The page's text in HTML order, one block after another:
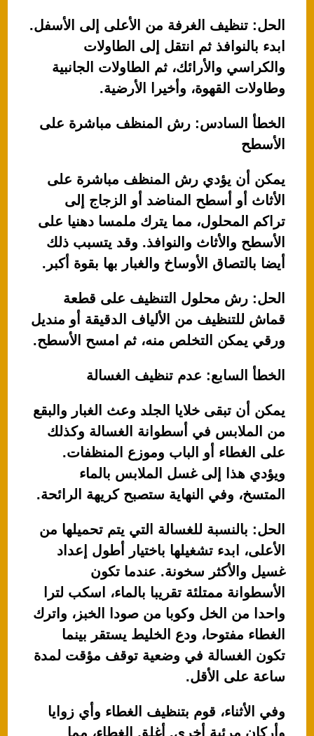
الحل: تنظيف الغرفة من الأعلى إلى الأسفل.
ابدء بالنوافذ ثم انتقل إلى الطاولات
والكراسي والأرائك، ثم الطاولات الجانبية
وطاولات القهوة، وأخيرا الأرضية.
الخطأ السادس: رش المنظف مباشرة على
الأسطح
يمكن أن يؤدي رش المنظف مباشرة على
الأثاث أو أسطح المناضد أو الزجاج إلى
تراكم المحلول، مما يترك ملمسا دهنيا على
الأسطح والأثاث والنوافذ. وقد يتسبب ذلك
أيضا بالتصاق الأوساخ والغبار بها بقوة أكبر.
الحل: رش محلول التنظيف على قطعة
قماش للتنظيف من الألياف الدقيقة أو منديل
ورقي يمكن التخلص منه، ثم امسح الأسطح.
الخطأ السابع: عدم تنظيف الغسالة
يمكن أن تبقى خلايا الجلد وعث الغبار والبقع
من الملابس في أسطوانة الغسالة وكذلك
على الغطاء أو الباب وموزع المنظفات.
ويؤدي هذا إلى غسل الملابس بالماء
المتسخ، وفي النهاية ستصبح كريهة الرائحة.
الحل: بالنسبة للغسالة التي يتم تحميلها من
الأعلى، ابدء تشغيلها باختيار أطول إعداد
غسيل والأكثر سخونة. عندما تكون
الأسطوانة ممتلئة تقريبا بالماء، اسكب لترا
واحدا من الخل وكوبا من صودا الخبز، واترك
الغطاء مفتوحا، ودع الخليط يستقر بينما
تكون الغسالة في وضعية توقف مؤقت لمدة
ساعة على الأقل.
وفي الأثناء، قوم بتنظيف الغطاء وأي زوايا
وأركان مرئية أخرى. أغلق الغطاء، مما